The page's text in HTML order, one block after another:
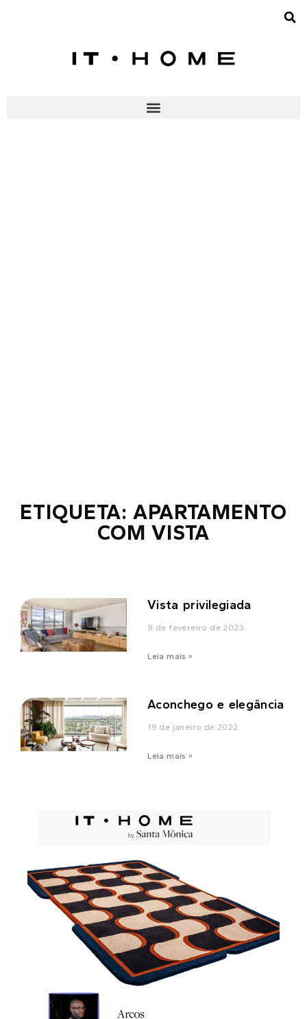
ETIQUETA: APARTAMENTO
COM VISTA
Vista privilegiada
9 de fevereiro de 2023
Leia mais »
Aconchego e elegância
19 de janeiro de 2022
Leia mais »